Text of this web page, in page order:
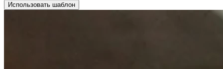
Использовать шаблон